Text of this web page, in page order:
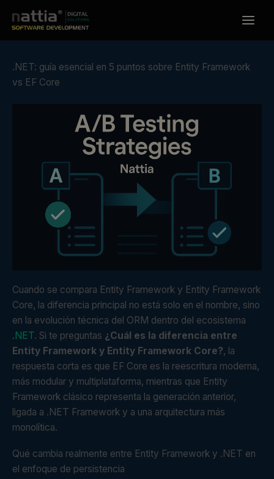
contenido
.NET: guía esencial en 5 puntos sobre Entity Framework
vs EF Core
Cuando se compara Entity Framework y Entity Framework
Core, la diferencia principal no está solo en el nombre, sino
en la evolución técnica del ORM dentro del ecosistema
.NET. Si te preguntas ¿Cuál es la diferencia entre
Entity Framework y Entity Framework Core?, la
respuesta corta es que EF Core es la reescritura moderna,
más modular y multiplataforma, mientras que Entity
Framework clásico representa la generación anterior,
ligada a .NET Framework y a una arquitectura más
monolítica.
Qué cambia realmente entre Entity Framework y .NET en
el enfoque de persistencia